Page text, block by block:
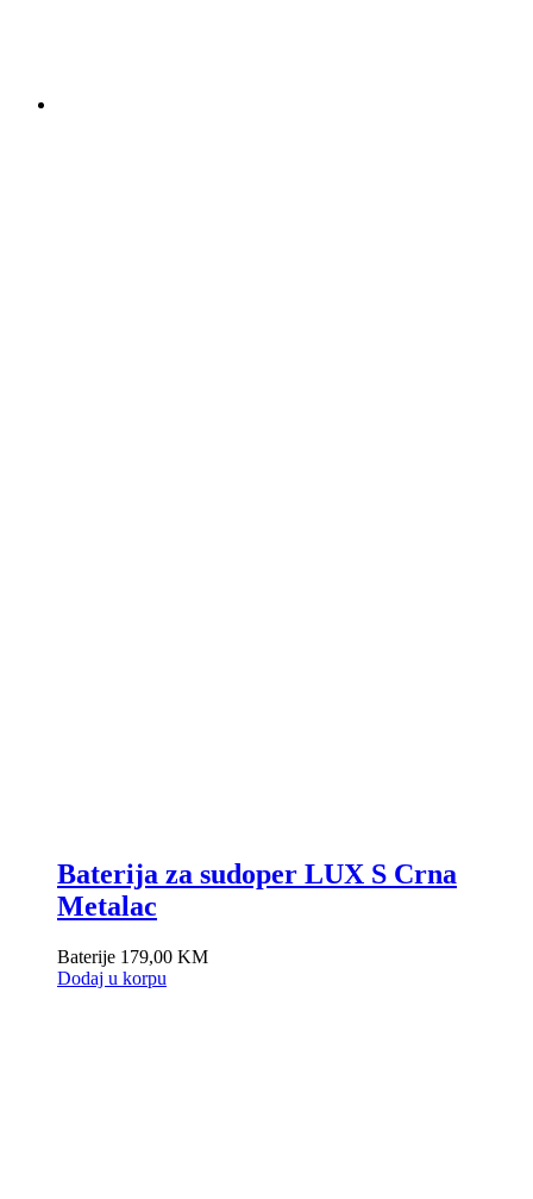
Baterija za sudoper LUX S Crna
Metalac
Baterije 179,00 KM
Dodaj u korpu